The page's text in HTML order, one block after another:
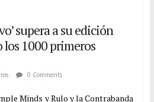
supera a su edición
1000 primeros
0 Comments
Minds y Rulo y la Contrabanda